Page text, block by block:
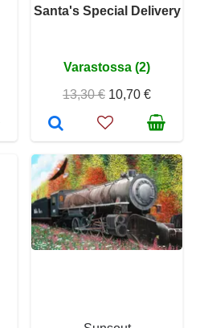
Santa's Special Delivery
Varastossa (2)
13,30 € 10,70 €